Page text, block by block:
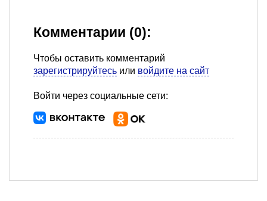
Комментарии (0):
Чтобы оставить комментарий
зарегистрируйтесь или войдите на сайт
Войти через социальные сети: